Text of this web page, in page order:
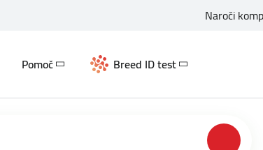
Naroči
Pomoč Breed ID test